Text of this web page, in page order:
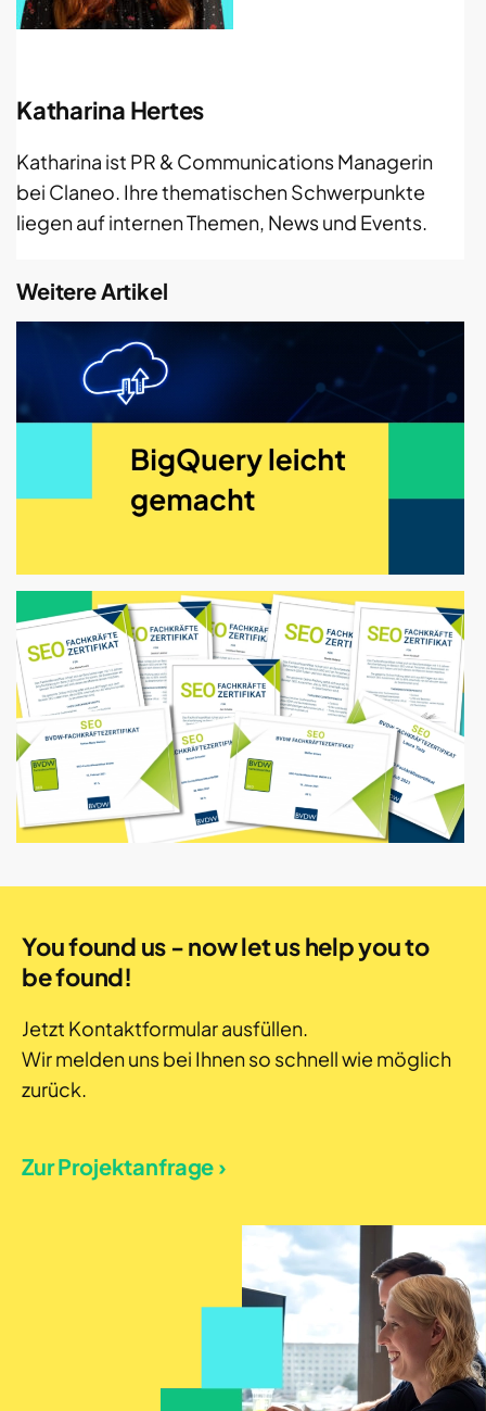
Katharina Hertes
Katharina ist PR & Communications Managerin
bei Claneo. Ihre thematischen Schwerpunkte
liegen auf internen Themen, News und Events.
Weitere Artikel
You found us - now let us help you to
be found!
Jetzt Kontaktformular ausfüllen.
Wir melden uns bei Ihnen so schnell wie möglich
zurück.
Zur Projektanfrage ›